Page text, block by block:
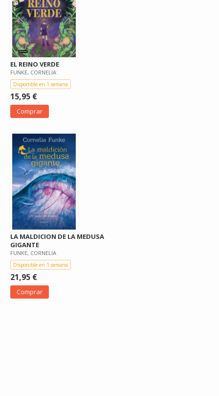
EL REINO VERDE
FUNKE, CORNELIA
Disponible en 1 semana
15,95 €
Comprar
LA MALDICION DE LA MEDUSA
GIGANTE
FUNKE, CORNELIA
Disponible en 1 semana
21,95 €
Comprar